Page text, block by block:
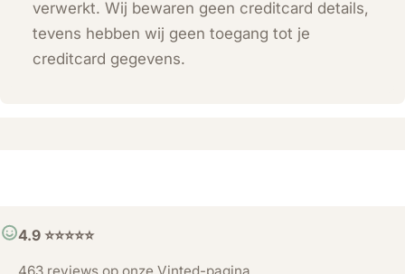
verwerkt. Wij bewaren geen creditcard details,
tevens hebben wij geen toegang tot je
creditcard gegevens.
4.9 ⭐️⭐️⭐️⭐️⭐️